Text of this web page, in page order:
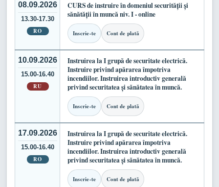
08.09.2026
13.30-17.30
RO
CURS de instruire în domeniul securității și
sănătății în muncă niv. I - online
Inscrie-te Cont de plată
10.09.2026
15.00-16.40
RU
Instruirea la I grupă de securitate electrică.
Instruire privind apărarea împotriva
incendiilor. Instruirea introductiv generală
privind securitatea și sănătatea în muncă.
Inscrie-te Cont de plată
17.09.2026
15.00-16.40
RO
Instruirea la I grupă de securitate electrică.
Instruire privind apărarea împotriva
incendiilor. Instruirea introductiv generală
privind securitatea și sănătatea în muncă.
Inscrie-te Cont de plată